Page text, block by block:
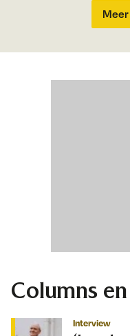
Columns
Interview